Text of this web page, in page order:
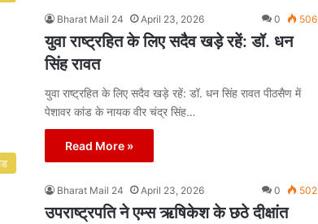
Bharat Mail 24 April 23, 2026 0 506
युवा राष्ट्रहित के लिए सदैव खड़े रहें: डॉ. धन
सिंह रावत
युवा राष्ट्रहित के लिए सदैव खड़े रहें: डॉ. धन सिंह रावत पीठसैण में
पेशावर कांड के नायक वीर चंद्र सिंह…
Read More »
Bharat Mail 24 April 23, 2026 0 502
उपराष्ट्रपति ने एम्स ऋषिकेश के छठे दीक्षांत